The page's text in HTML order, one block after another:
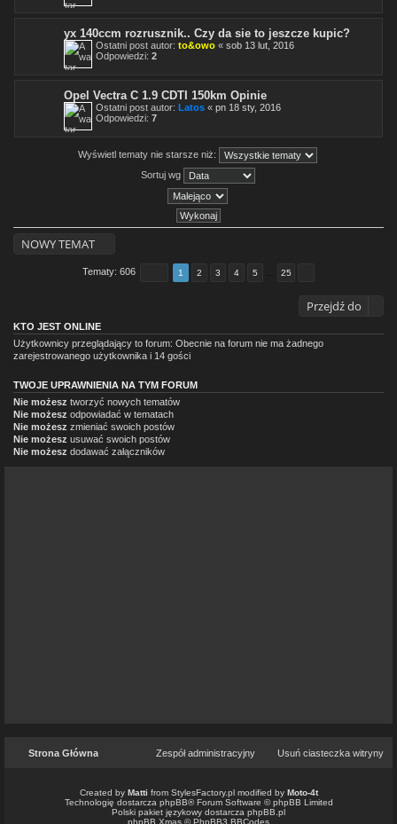
yx 140ccm rozrusznik.. Czy da sie to jeszcze kupic?
Ostatni post autor: to&owo « sob 13 lut, 2016
Odpowiedzi: 2
Opel Vectra C 1.9 CDTI 150km Opinie
Ostatni post autor: Latos « pn 18 sty, 2016
Odpowiedzi: 7
Wyświetl tematy nie starsze niż:
Sortuj wg
NOWY TEMAT
Tematy: 606 1 2 3 4 5 25
Przejdź do
KTO JEST ONLINE
Użytkownicy przeglądający to forum: Obecnie na forum nie ma żadnego
zarejestrowanego użytkownika i 14 gości
TWOJE UPRAWNIENIA NA TYM FORUM
Nie możesz tworzyć nowych tematów
Nie możesz odpowiadać w tematach
Nie możesz zmieniać swoich postów
Nie możesz usuwać swoich postów
Nie możesz dodawać załączników
Strona Główna Usuń ciasteczka witryny
Zespół administracyjny
Created by Matti from StylesFactory.plmodified by Moto-4t
Technologię dostarcza phpBB® Forum Software © phpBB Limited
Polski pakiet językowy dostarcza phpBB.pl
phpBB Xmas ©PhpBB3 BBCodes